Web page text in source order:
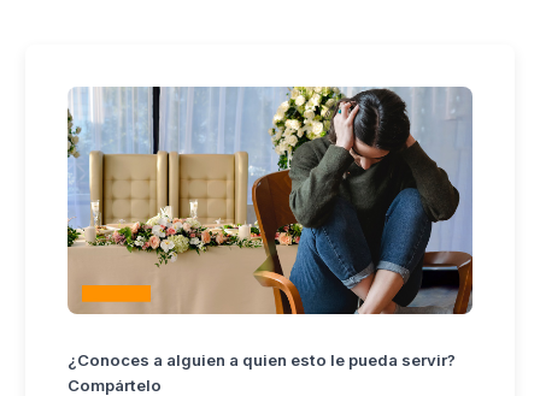
¿Conoces a alguien a quien esto le pueda servir?
Compártelo